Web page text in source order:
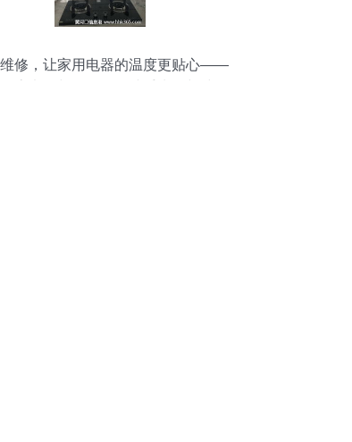
修，让家用电器的温度更贴心——